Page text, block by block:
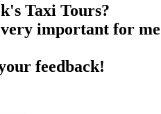
Taxi Tours?
important for
feedback!